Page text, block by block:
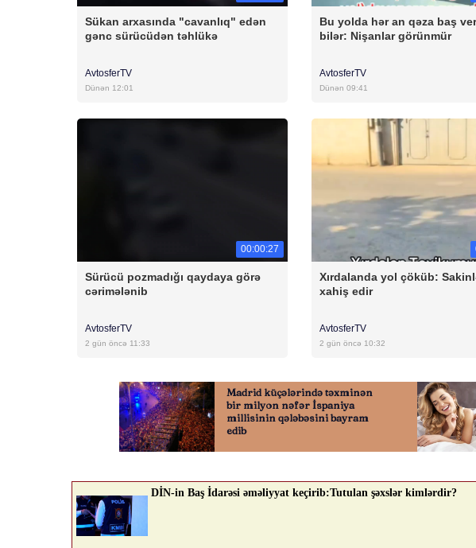
Sükan arxasında "cavanlıq" edən
gənc sürücüdən təhlükə
AvtosferTV
Dünən 12:01
Bu yolda hər an qəza baş
bilər: Nişanlar görünmür
AvtosferTV
Dünən 09:41
00:00:27
Sürücü pozmadığı qaydaya görə
cərimələnib
AvtosferTV
2 gün öncə 11:33
Xırdalanda yol çöküb:
xahiş edir
AvtosferTV
2 gün öncə 10:32